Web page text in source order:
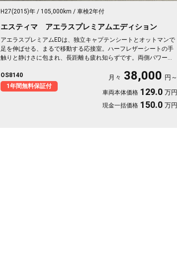
H27(2015)年 105,000km 車検2年付
エスティマ アエラスプレミアムエディション
アエラスプレミアムEDは、独立キャプテンシートとオットマンで
足を伸ばせる、まるで移動する応接室。ハーフレザーシートの手
触りと静けさに包まれ、長距離も疲れ知らずです。両側パワース
道も迷わず、休日の遠出やゴルフ仲間との旅もぐっと楽しく。パ
ールの艶やかなボディが週末を格上げしてくれます。心地よさで
選ぶなら《1年保証付》💺✨🚗🎵💎
OS8140
1年間無料保証付
月々 38,000 円～
車両本体価格 129.0 万円
現金一括価格 150.0 万円